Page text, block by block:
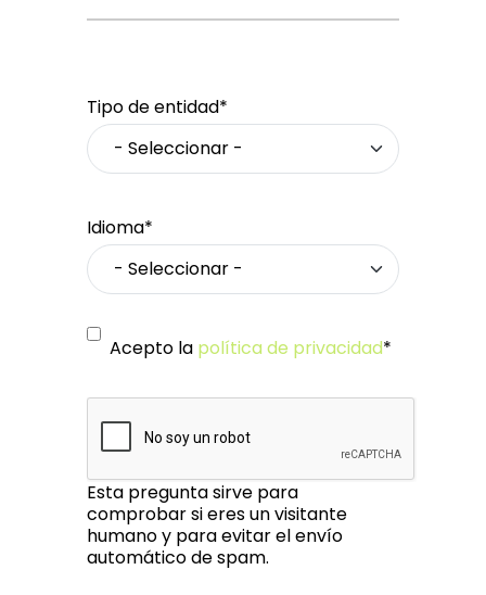
Tipo de entidad*
Idioma*
Acepto la política de privacidad*
Esta pregunta sirve para
comprobar si eres un visitante
humano y para evitar el envío
automático de spam.